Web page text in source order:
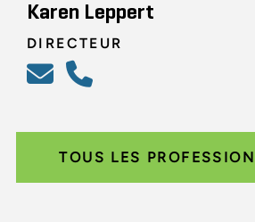
Karen Leppert
DIRECTEUR
TOUS LES